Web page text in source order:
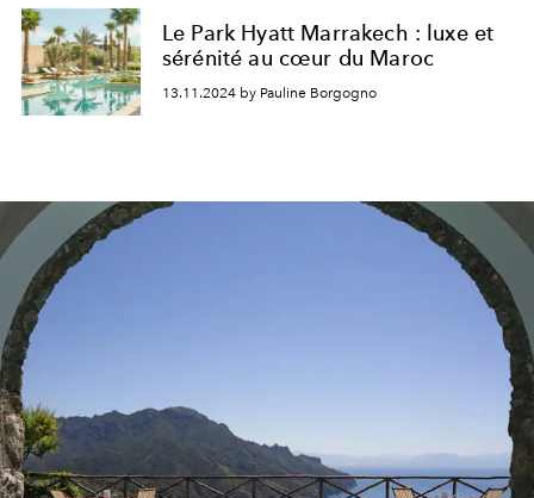
Le Park Hyatt Marrakech : luxe et
sérénité au cœur du Maroc
13.11.2024 by Pauline Borgogno